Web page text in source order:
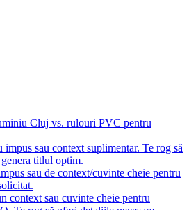
Cluj vs. rulouri PVC pentru
sau context suplimentar. Te rog să
titlul optim.
sau de context/cuvinte cheie pentru
context sau cuvinte cheie pentru